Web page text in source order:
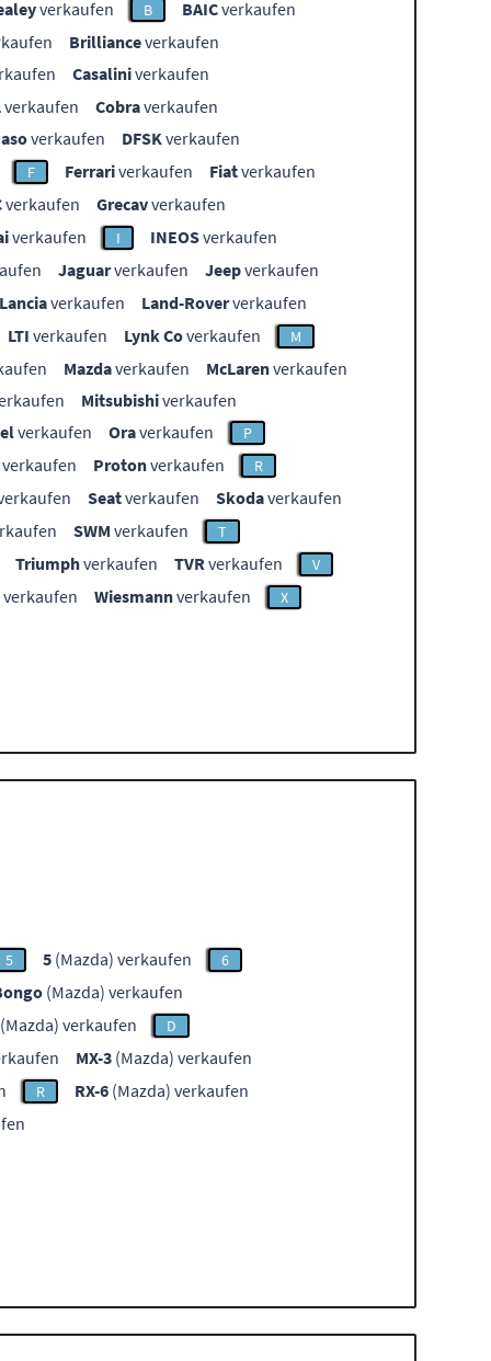
verkaufen B BAICverkaufen
Brillianceverkaufen
Casaliniverkaufen
verkaufen Cobraverkaufen
verkaufen DFSKverkaufen
F Ferrariverkaufen Fiatverkaufen
verkaufen Grecavverkaufen
verkaufen I INEOSverkaufen
Jaguarverkaufen Jeepverkaufen
Lanciaverkaufen Land-Roververkaufen
LTI verkaufen Lynk Coverkaufen M
Mazdaverkaufen McLarenverkaufen
Mitsubishiverkaufen
verkaufen Oraverkaufen P
verkaufen Protonverkaufen R
Seatverkaufen Skodaverkaufen
SWM verkaufen T
Triumphverkaufen TVRverkaufen V
verkaufen Wiesmannverkaufen X
5 5 (Mazda) verkaufen 6
(Mazda) verkaufen
verkaufen
D
MX-3 (Mazda) verkaufen
R RX-6 (Mazda) verkaufen